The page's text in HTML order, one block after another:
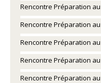
Rencontre Préparation
Rencontre Préparation
Rencontre Préparation
Rencontre Préparation
Rencontre Préparation